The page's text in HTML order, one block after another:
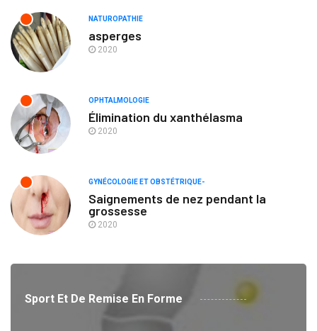
NATUROPATHIE
asperges
2020
OPHTALMOLOGIE
Élimination du xanthélasma
2020
GYNÉCOLOGIE ET OBSTÉTRIQUE-
Saignements de nez pendant la
grossesse
2020
Sport Et De Remise En Forme